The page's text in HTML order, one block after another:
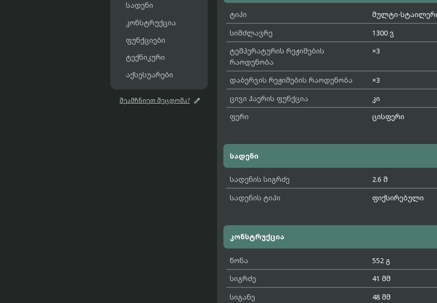
სადენი
კონსტრუქცია
ფუნქციები
ტექნიკური
აქსესუარები
შეამჩნიეთ შეცდომა? 
ტიპი
მულტი-
სიმძლავრე
1300 ვ
ტემპერატურის რეჟიმების
რაოდენობა
×3
დაბერვის რეჟიმების რაოდენობა
×3
ცივი ჰაერის ფუნქცია
კი
ფერი
ცისფერი
სადენი
სადენის სიგრძე
2.6 მ
სადენის ტიპი
ფიქსირებული
კონსტრუქცია
წონა
552 გ
სიგრძე
41 მმ
სიგანე
48 მმ